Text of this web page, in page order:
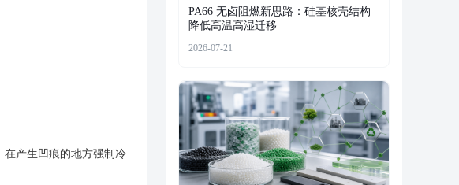
在产生凹痕的地方强制冷
PA66 无卤阻燃新思路：硅基核壳结构
降低高温高湿迁移
2026-07-21